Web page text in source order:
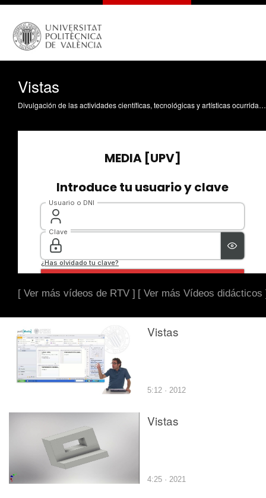
Vistas
Divulgación de las actividades científicas, tecnológicas y artísticas ocurridas en los tres campus de la UPV
[ Ver más vídeos de RTV ] [ Ver más Vídeos didácticos
Vistas
5:12 · 2012
Vistas
4:25 · 2021